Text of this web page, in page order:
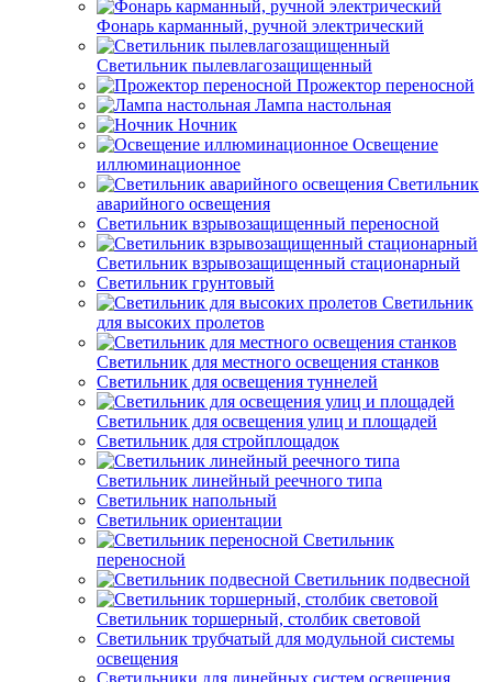
Фонарь карманный, ручной электрический
Светильник пылевлагозащищенный
Прожектор переносной
Лампа настольная
Ночник
Освещение
иллюминационное
Светильник
аварийного освещения
Светильник взрывозащищенный переносной
Светильник взрывозащищенный стационарный
Светильник грунтовый
Светильник
для высоких пролетов
Светильник для местного освещения станков
Светильник для освещения туннелей
Светильник для освещения улиц и площадей
Светильник для стройплощадок
Светильник линейный реечного типа
Светильник напольный
Светильник ориентации
Светильник
переносной
Светильник подвесной
Светильник торшерный, столбик световой
Светильник трубчатый для модульной системы
освещения
Светильники для линейных систем освещения